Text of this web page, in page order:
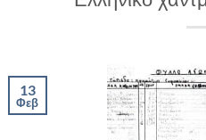
13
Φεβ